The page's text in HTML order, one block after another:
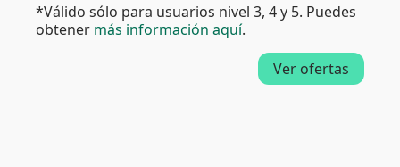
*Válido sólo para usuarios nivel 3, 4 y 5. Puedes
obtener más información aquí.
Ver ofertas